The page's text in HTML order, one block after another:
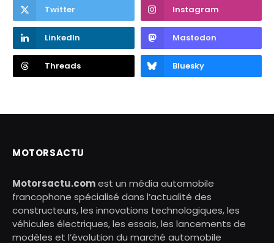
Twitter Instagram
LinkedIn Mastodon
Threads Bluesky
MOTORSACTU
Motorsactu.comest un média automobile
francophone spécialisé dans l’actualité des
constructeurs, les innovations technologiques, les
véhicules électriques, les essais, les lancements de
modèles et l’évolution du marché automobile